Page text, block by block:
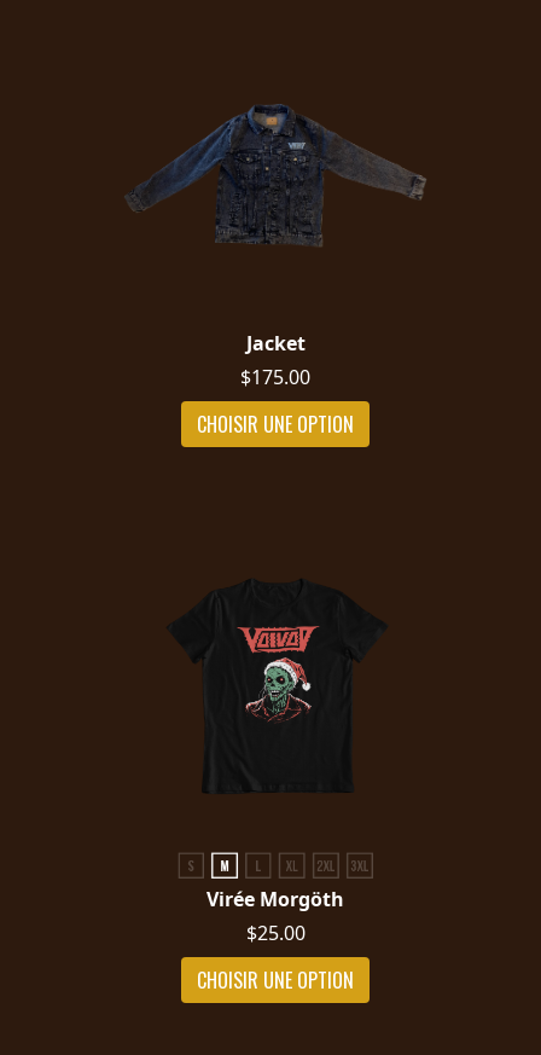
Jacket
$175.00
CHOISIR UNE OPTION
Virée Morgöth
$25.00
CHOISIR UNE OPTION